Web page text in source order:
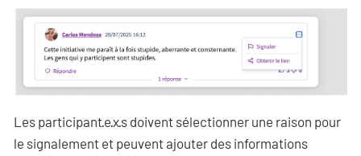
Les participant·e·x·s doivent sélectionner une raison pour
le signalement et peuvent ajouter des informations